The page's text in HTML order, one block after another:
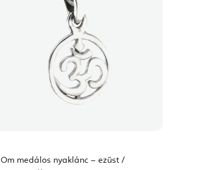
Om medálos nyaklánc – ezüst /